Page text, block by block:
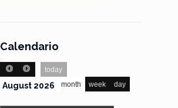
Calendario
today
month
week day
August 2026